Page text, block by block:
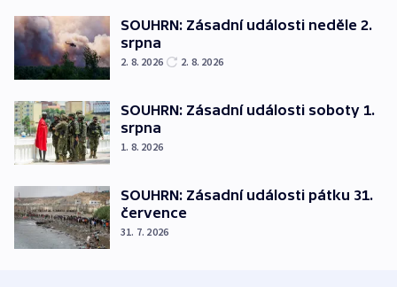
SOUHRN: Zásadní události neděle 2.
srpna
2. 8. 2026 2. 8. 2026
SOUHRN: Zásadní události soboty 1.
srpna
1. 8. 2026
SOUHRN: Zásadní události pátku 31.
července
31. 7. 2026